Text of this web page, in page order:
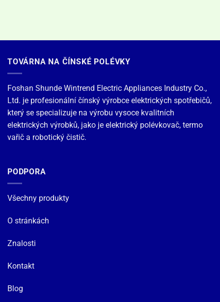
TOVÁRNA NA ČÍNSKÉ POLÉVKY
Foshan Shunde Wintrend Electric Appliances Industry Co.,
Ltd. je profesionální čínský výrobce elektrických spotřebičů,
který se specializuje na výrobu vysoce kvalitních
elektrických výrobků, jako je elektrický polévkovač, termo
vařič a robotický čistič.
PODPORA
Všechny produkty
O stránkách
Znalosti
Kontakt
Blog